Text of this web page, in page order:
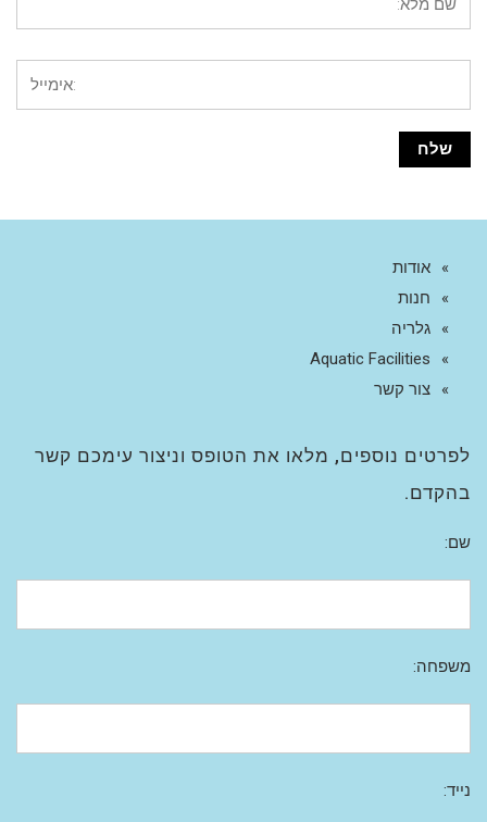
אודות
חנות
גלריה
Aquatic Facilities
צור קשר
לפרטים נוספים, מלאו את הטופס וניצור עימכם קשר
בהקדם.
שם:
משפחה:
נייד: